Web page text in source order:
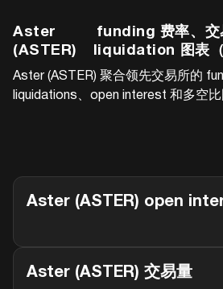
Aster
(ASTER)
funding 费率、交
liquidation 图表（
Aster (ASTER) 聚合领先交易所的
liquidations、open interest 和多空比
Aster (ASTER) open
Aster (ASTER) 交易量